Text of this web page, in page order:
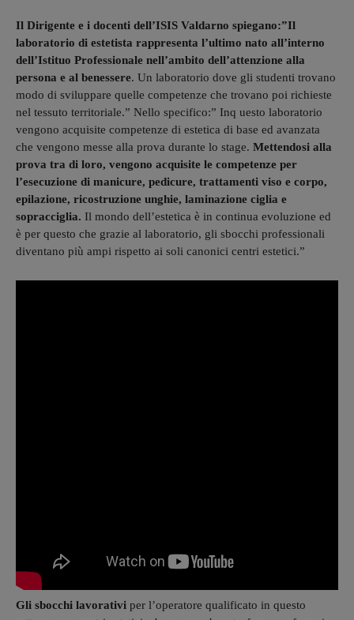
Il Dirigente e i docenti dell’ISIS Valdarno spiegano:”Il
laboratorio di estetista rappresenta l’ultimo nato all’interno
dell’Istituo Professionale nell’ambito dell’attenzione alla
persona e al benessere. Un laboratorio dove gli studenti trovano
modo di sviluppare quelle competenze che trovano poi richieste
nel tessuto territoriale.” Nello specifico:” Inq uesto laboratorio
vengono acquisite competenze di estetica di base ed avanzata
che vengono messe alla prova durante lo stage. Mettendosi alla
prova tra di loro, vengono acquisite le competenze per
l’esecuzione di manicure, pedicure, trattamenti viso e corpo,
epilazione, ricostruzione unghie, laminazione ciglia e
sopracciglia. Il mondo dell’estetica è in continua evoluzione ed
è per questo che grazie al laboratorio, gli sbocchi professionali
diventano più ampi rispetto ai soli canonici centri estetici.”
Gli sbocchi lavorativi per l’operatore qualificato in questo